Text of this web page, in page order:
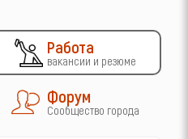
Работа
вакансии и резюме
Форум
Сообщество города